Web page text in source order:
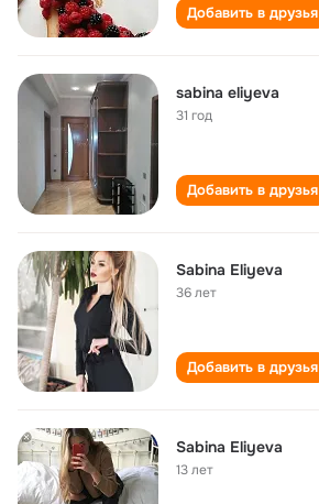
Добавить в друзья
sabina eliyeva
31 год
Добавить в друзья
Sabina Eliyeva
36 лет
Добавить в друзья
Sabina Eliyeva
13 лет